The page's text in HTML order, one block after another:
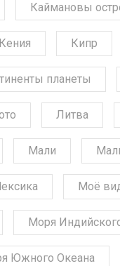
Каймановы
Кения Кипр
планеты
Литва
Мали
Моё
Моря
Южного Океана